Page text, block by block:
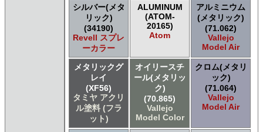
シルバー(メタ
リック)
(34190)
Revell スプレ
ーカラー
ALUMINUM
(ATOM-
20165)
Atom
アルミニウム
(メタリック)
(71.062)
Vallejo
Model Air
メタリックグ
レイ
(XF56)
タミヤ アクリ
ル塗料 (フラ
ット)
オイリースチ
ール(メタリッ
ク)
(70.865)
Vallejo
Model Color
クロム(メタリ
ック)
(71.064)
Vallejo
Model Air